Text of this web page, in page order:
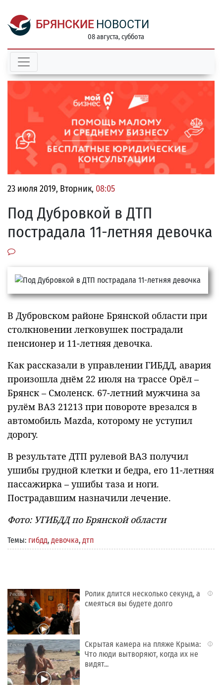
БРЯНСКИЕ НОВОСТИ
08 августа, суббота
23 июля 2019, Вторник, 08:05
Под Дубровкой в ДТП
пострадала 11-летняя девочка
В Дубровском районе Брянской области при
столкновении легковушек пострадали
пенсионер и 11-летняя девочка.
Как рассказали в управлении ГИБДД, авария
произошла днём 22 июля на трассе Орёл –
Брянск – Смоленск. 67-летний мужчина за
рулём ВАЗ 21213 при повороте врезался в
автомобиль Mazda, которому не уступил
дорогу.
В результате ДТП рулевой ВАЗ получил
ушибы грудной клетки и бедра, его 11-летняя
пассажирка – ушибы таза и ноги.
Пострадавшим назначили лечение.
Фото: УГИБДД по Брянской области
Темы: гибдд, девочка, дтп
i
Ролик длится несколько секунд, а
смеяться вы будете долго
i
Скрытая камера на пляже Крыма:
Что люди вытворяют, когда их не
видят...